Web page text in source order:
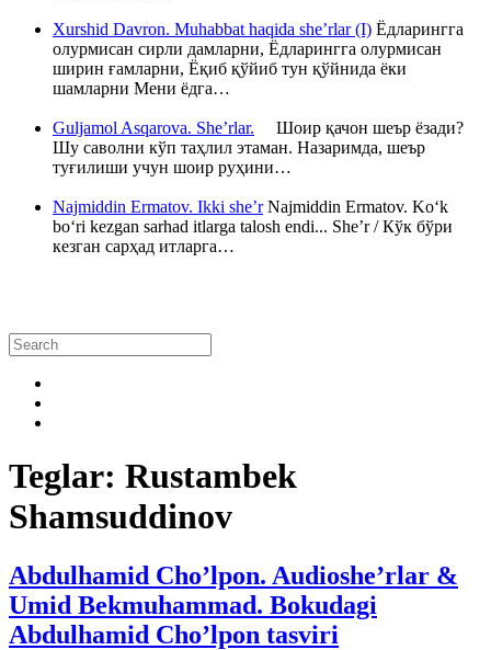
Xurshid Davron. Muhabbat haqida she’rlar (I) Ёдларингга
олурмисан сирли дамларни, Ёдларингга олурмисан
ширин ғамларни, Ёқиб қўйиб тун қўйнида ёки
шамларни Мени ёдга…
Guljamol Asqarova. She’rlar. Шоир қачон шеър ёзади?
Шу саволни кўп таҳлил этаман. Назаримда, шеър
туғилиши учун шоир руҳини…
Najmiddin Ermatov. Ikki she’rNajmiddin Ermatov. Ko‘k
bo‘ri kezgan sarhad itlarga talosh endi... She’r / Кўк бўри
кезган сарҳад итларга…
Teglar: Rustambek
Shamsuddinov
Abdulhamid Cho’lpon. Audioshe’rlar &
Umid Bekmuhammad. Bokudagi
Abdulhamid Cho’lpon tasviri